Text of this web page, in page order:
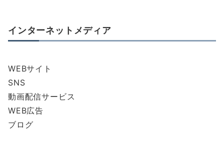
インターネットメディア
WEBサイト
SNS
動画配信サービス
WEB広告
ブログ